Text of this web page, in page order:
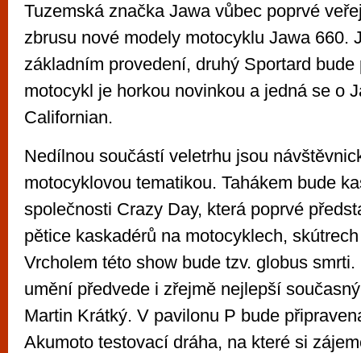
Tuzemská značka Jawa vůbec poprvé
zbrusu nové modely motocyklu Jawa 660.
základním provedení, druhý Sportard
motocykl je horkou novinkou a jedná se o
Californian.
Nedílnou součástí veletrhu jsou
motocyklovou tematikou. Tahákem bude
společnosti Crazy Day, která poprvé
pětice kaskadérů na motocyklech,
Vrcholem této show bude tzv. globus
umění předvede i zřejmě nejlepší
Martin Krátký. V pavilonu P bude
Akumoto testovací dráha, na které si